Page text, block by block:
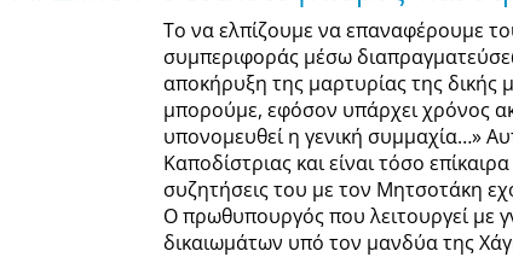
Το να ελπίζουμε να επαναφέρουμε
συμπεριφοράς μέσω
αποκήρυξη της μαρτυρίας της δικής
μπορούμε, εφόσον υπάρχει χρόνος
υπονομευθεί η γενική συμμαχία…»
Καποδίστριας και είναι τόσο
συζητήσεις του με τον Μητσοτάκη
Ο πρωθυπουργός που λειτουργεί με
δικαιωμάτων υπό τον μανδύα της